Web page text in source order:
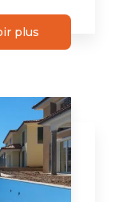
plus